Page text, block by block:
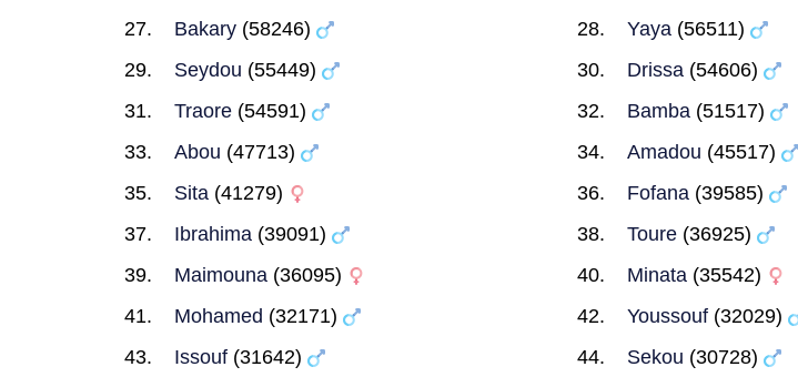
Bakary (58246) Yaya(56511)
Seydou (55449) Drissa(54606)
Traore (54591) Bamba(51517)
Abou (47713) Amadou (45517)
Sita (41279) Fofana(39585)
Ibrahima (39091) Toure(36925)
Maimouna (36095) Minata(35542)
Mohamed (32171) Youssouf(32029)
Issouf (31642) Sekou (30728)